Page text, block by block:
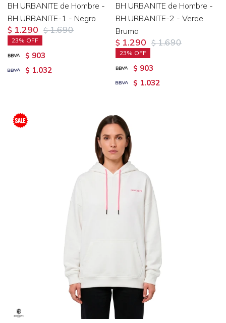
BH URBANITE de Hombre -
BH URBANITE-1 - Negro
$ 1.290 $ 1.690
23
$ 903
$ 1.032
BH URBANITE de Hombre -
BH URBANITE-2 - Verde
Bruma
$ 1.290 $ 1.690
23
$ 903
$ 1.032